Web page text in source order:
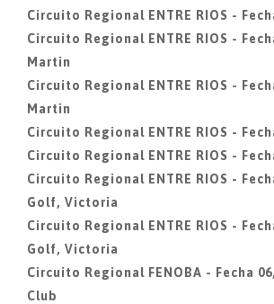
Circuito Regional ENTRE RIOS -
Circuito Regional ENTRE RIOS -
Martin
Circuito Regional ENTRE RIOS -
Martin
Circuito Regional ENTRE RIOS -
Circuito Regional ENTRE RIOS -
Circuito Regional ENTRE RIOS -
Golf, Victoria
Circuito Regional ENTRE RIOS -
Golf, Victoria
Circuito Regional FENOBA - Fecha
Club